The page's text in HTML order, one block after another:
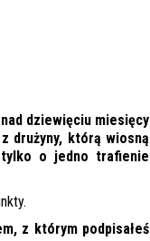
dziewięciu miesięcy
drużyny, którą wiosną
o jedno trafienie
z którym podpisałeś